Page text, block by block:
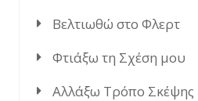
Βελτιωθώ στο Φλερτ
Φτιάξω τη Σχέση μου
Αλλάξω Τρόπο Σκέψης